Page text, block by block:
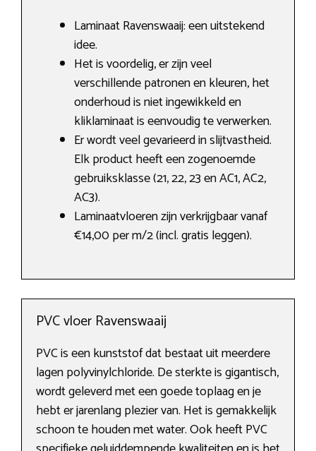
Laminaat Ravenswaaij: een uitstekend
idee.
Het is voordelig, er zijn veel
verschillende patronen en kleuren, het
onderhoud is niet ingewikkeld en
kliklaminaat is eenvoudig te verwerken.
Er wordt veel gevarieerd in slijtvastheid.
Elk product heeft een zogenoemde
gebruiksklasse (21, 22, 23 en AC1, AC2,
AC3).
Laminaatvloeren zijn verkrijgbaar vanaf
€14,00 per m/2 (incl. gratis leggen).
PVC vloer Ravenswaaij
PVC is een kunststof dat bestaat uit meerdere
lagen polyvinylchloride. De sterkte is gigantisch,
wordt geleverd met een goede toplaag en je
hebt er jarenlang plezier van. Het is gemakkelijk
schoon te houden met water. Ook heeft PVC